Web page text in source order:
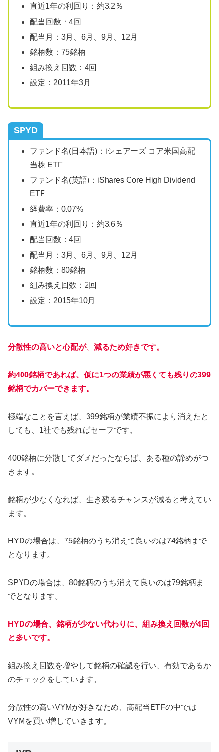
直近1年の利回り：約3.2％
配当回数：4回
配当月：3月、6月、9月、12月
銘柄数：75銘柄
組み換え回数：4回
設定：2011年3月
SPYD
ファンド名(日本語)：iシェアーズ コア米国高配
当株 ETF
ファンド名(英語)：iShares Core High Dividend
ETF
経費率：0.07%
直近1年の利回り：約3.6％
配当回数：4回
配当月：3月、6月、9月、12月
銘柄数：80銘柄
組み換え回数：2回
設定：2015年10月
分散性の高いと心配が、減るため好きです。
約400銘柄であれば、仮に1つの業績が悪くても残りの399
銘柄でカバーできます。
極端なことを言えば、399銘柄が業績不振により消えたと
しても、1社でも残ればセーフです。
400銘柄に分散してダメだったならば、ある種の諦めがつ
きます。
銘柄が少なくなれば、生き残るチャンスが減ると考えてい
ます。
HYDの場合は、75銘柄のうち消えて良いのは74銘柄まで
となります。
SPYDの場合は、80銘柄のうち消えて良いのは79銘柄ま
でとなります。
HYDの場合、銘柄が少ない代わりに、組み換え回数が4回
と多いです。
組み換え回数を増やして銘柄の確認を行い、有効であるか
のチェックをしています。
分散性の高いVYMが好きなため、高配当ETFの中では
VYMを買い増していきます。